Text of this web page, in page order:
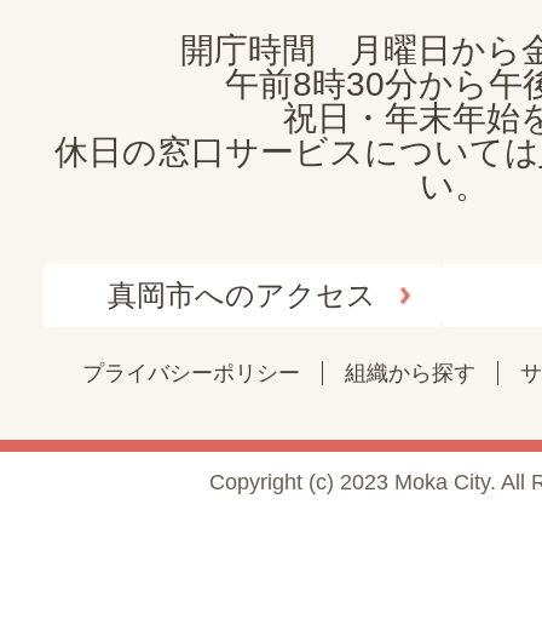
開庁時間 月曜日から
午前8時30分から午
祝日・年末年始
休日の窓口サービスについては
い。
真岡市へのアクセス
プライバシーポリシー 組織から探す
Copyright (c) 2023 Moka City. All